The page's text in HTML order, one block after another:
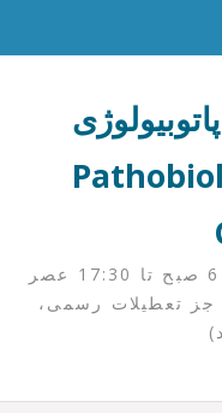
ساعات کاری: شنبه تا پنجشنبه: 6 صبح تا 17:30 عصر
جز تعطیلات رسمی،